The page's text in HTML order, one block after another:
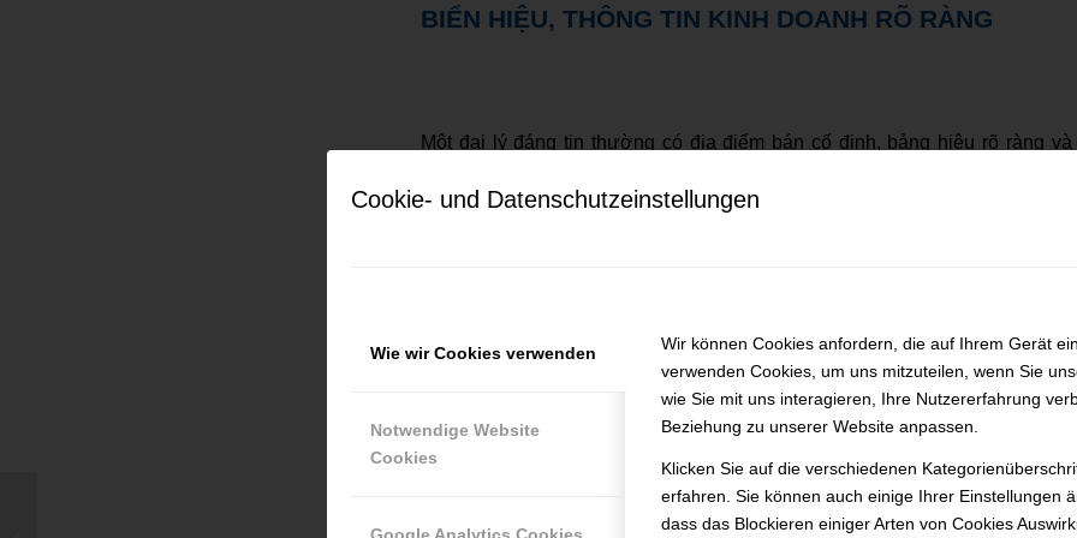
Cookie- und Datenschutzeinstellungen
Wie wir Cookies verwenden
Notwendige Website
Cookies
Wir können Cookies anfordern, die auf Ihrem Gerät
verwenden Cookies, um uns mitzuteilen, wenn Sie
wie Sie mit uns interagieren, Ihre Nutzererfahrung
Beziehung zu unserer Website anpassen.
Klicken Sie auf die verschiedenen
erfahren. Sie können auch einige Ihrer Einstellungen
dass das Blockieren einiger Arten von Cookies
BIỂN HIỆU, THÔNG TIN KINH DOANH RÕ RÀNG
Một đại lý đáng tin thường có địa điểm bán cố định, bảng hiệu rõ ràng và
có người bán tư vấn cụ thể và sắp xếp vé ngăn nắp. Khi hỏi về lịch quay xổ
Ngoài ra, bạn cũng nên quan sát cách bảo quản vé. Vé số cần được giữ khô
không gấp nhăn quá mức. Đây là chi tiết nhỏ nhưng thể hiện sự chuyên
Cập nhật kết quả đơn giản cùngXSMN T4.